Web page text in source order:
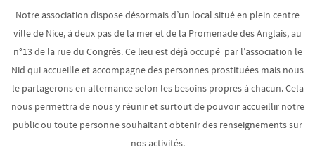
Notre association dispose désormais d’un local situé en plein centre
ville de Nice, à deux pas de la mer et de la Promenade des Anglais, au
n°13 de la rue du Congrès. Ce lieu est déjà occupé par l’association le
Nid qui accueille et accompagne des personnes prostituées mais nous
le partagerons en alternance selon les besoins propres à chacun. Cela
nous permettra de nous y réunir et surtout de pouvoir accueillir notre
public ou toute personne souhaitant obtenir des renseignements sur
nos activités.